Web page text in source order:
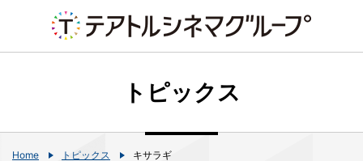
トピックス
Home トピックス キサラギ